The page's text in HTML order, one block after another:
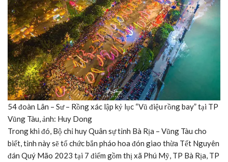
54 đoàn Lân – Sư – Rồng xác lập kỷ lục “Vũ điệu rồng bay” tại TP
Vũng Tàu, ảnh: Huy Dong
Trong khi đó, Bộ chỉ huy Quân sự tỉnh Bà Rịa – Vũng Tàu cho
biết, tỉnh này sẽ tổ chức bắn pháo hoa đón giao thừa Tết Nguyên
đán Quý Mão 2023 tại 7 điểm gồm thị xã Phú Mỹ, TP Bà Rịa, TP